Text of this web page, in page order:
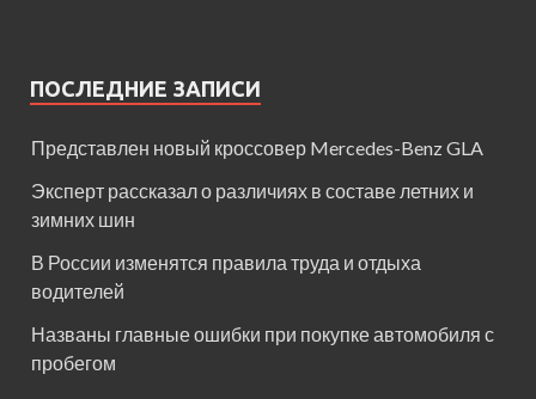
ПОСЛЕДНИЕ ЗАПИСИ
Представлен новый кроссовер Mercedes-Benz GLA
Эксперт рассказал о различиях в составе летних и
зимних шин
В России изменятся правила труда и отдыха
водителей
Названы главные ошибки при покупке автомобиля с
пробегом